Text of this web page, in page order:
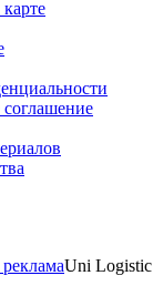
соглашение
Uni Logistic